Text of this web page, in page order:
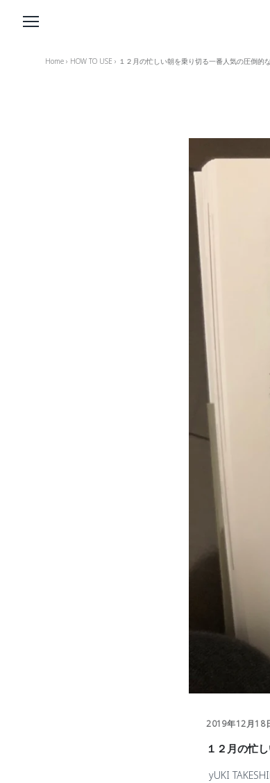
Home › HOW TO USE › １２月の忙しい朝を乗り切る一番人気の圧倒的
2019年12月18
１２月の忙
yUKI